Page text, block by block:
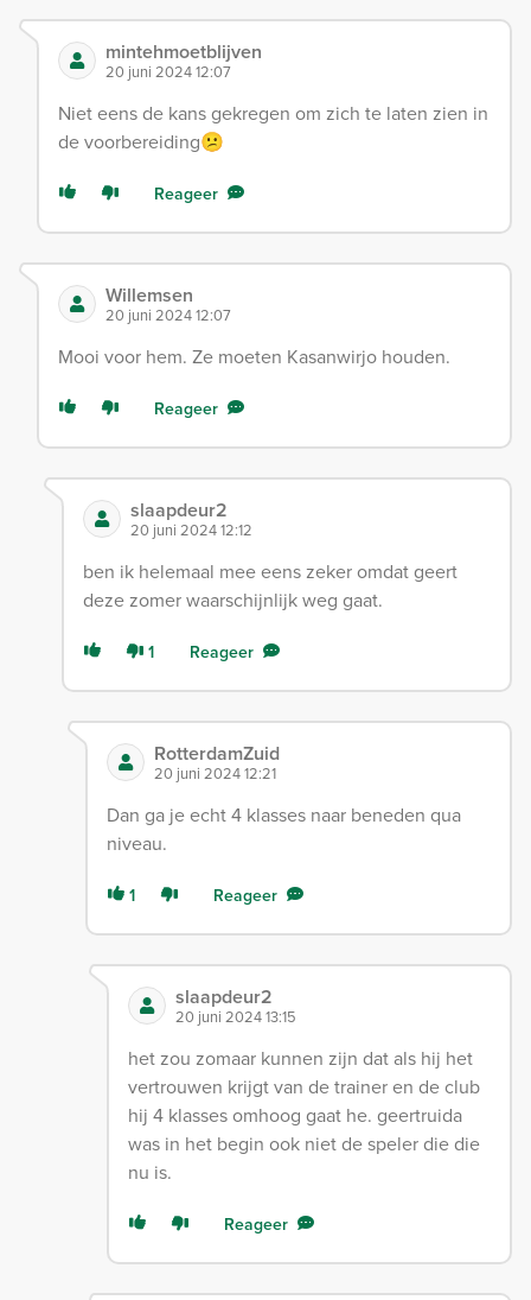
mintehmoetblijven
20 juni 2024 12:07
Niet eens de kans gekregen om zich te laten zien in
de voorbereiding😕
Reageer
Willemsen
20 juni 2024 12:07
Mooi voor hem. Ze moeten Kasanwirjo houden.
Reageer
slaapdeur2
20 juni 2024 12:12
ben ik helemaal mee eens zeker omdat geert
deze zomer waarschijnlijk weg gaat.
1 Reageer
RotterdamZuid
20 juni 2024 12:21
Dan ga je echt 4 klasses naar beneden qua
niveau.
1 Reageer
slaapdeur2
20 juni 2024 13:15
het zou zomaar kunnen zijn dat als hij het
vertrouwen krijgt van de trainer en de club
hij 4 klasses omhoog gaat he. geertruida
was in het begin ook niet de speler die die
nu is.
Reageer